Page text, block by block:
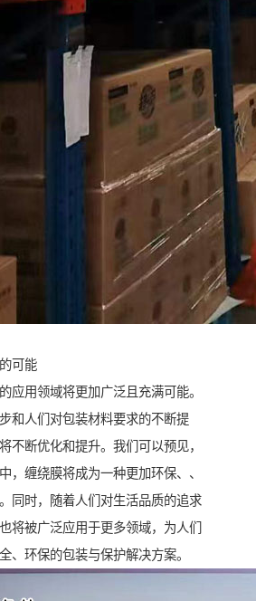
可能
应用领域将更加广泛且充满可能。
和人们对包装材料要求的不断提
不断优化和提升。我们可以预见，
，缠绕膜将成为一种更加环保、、
同时，随着人们对生活品质的追求
将被广泛应用于更多领域，为人们
、环保的包装与保护解决方案。